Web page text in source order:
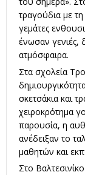
τραγούδια με
γεμάτες
ένωσαν γενιές,
ατμόσφαιρα.
Στα σχολεία
σκετσάκια και
χειροκρότημα
παρουσία, η
ανέδειξαν το
μαθητών και
Στο